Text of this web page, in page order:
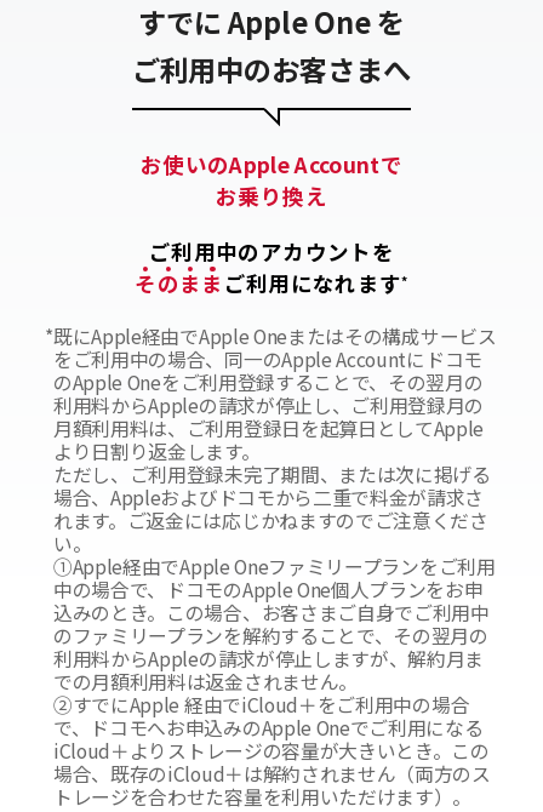
すでに Apple One を
ご利用中のお客さまへ
お使いのApple Accountで
お乗り換え
ご利用中のアカウントを
そのま ま ご利用になれます*
*既にApple経由でApple Oneまたはその構成サービス
をご利用中の場合、同一のApple Accountにドコモ
のApple Oneをご利用登録することで、その翌月の
利用料からAppleの請求が停止し、ご利用登録月の
月額利用料は、ご利用登録日を起算日としてApple
より日割り返金します。
ただし、ご利用登録未完了期間、または次に掲げる
場合、Appleおよびドコモから二重で料金が請求さ
れます。ご返金には応じかねますのでご注意くださ
い。
①Apple経由でApple Oneファミリープランをご利用
中の場合で、ドコモのApple One個人プランをお申
込みのとき。この場合、お客さまご自身でご利用中
のファミリープランを解約することで、その翌月の
利用料からAppleの請求が停止しますが、解約月ま
での月額利用料は返金されません。
②すでにApple 経由でiCloud＋をご利用中の場合
で、ドコモへお申込みのApple Oneでご利用になる
iCloud＋よりストレージの容量が大きいとき。この
場合、既存のiCloud＋は解約されません（両方のス
トレージを合わせた容量を利用いただけます）。